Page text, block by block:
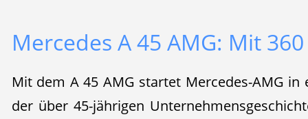
Mercedes A 45 AMG: Mit
Mit dem A 45 AMG startet Mercedes-AMG in
der über 45-jährigen